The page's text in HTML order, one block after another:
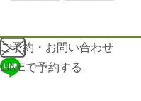
ご予約・お問い合わせ
LINEで予約する